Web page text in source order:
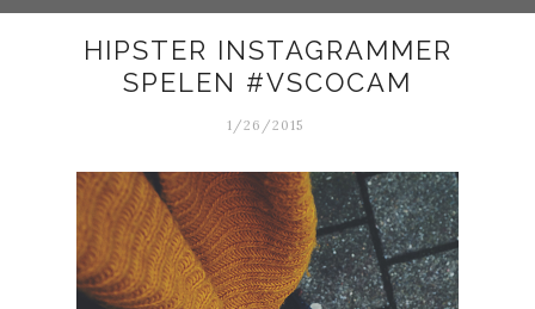
HIPSTER INSTAGRAMMER
SPELEN #VSCOCAM
1/26/2015